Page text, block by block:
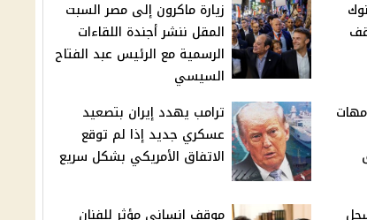
زيارة ماكرون إلى مصر السبت
المقل ننشر أجندة اللقاءات
الرسمية مع الرئيس عبد الفتاح
السيسي
ترامب يهدد إيران بتصعيد
عسكري جديد إذا لم توقع
الاتفاق الأمريكي بشكل سريع